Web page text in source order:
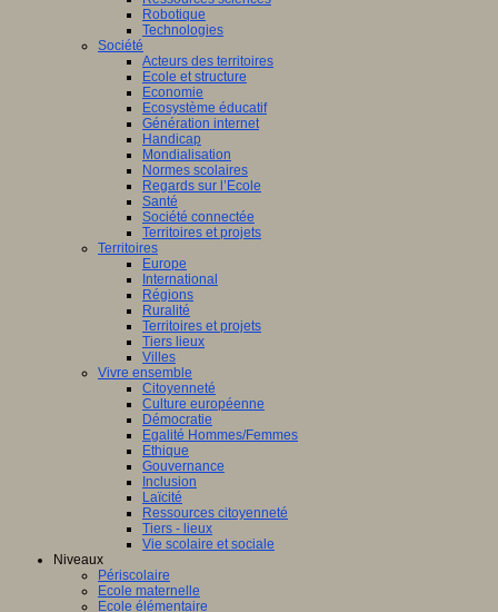
Robotique
Technologies
Société
Acteurs des territoires
Ecole et structure
Economie
Ecosystème éducatif
Génération internet
Handicap
Mondialisation
Normes scolaires
Regards sur l’Ecole
Santé
Société connectée
Territoires et projets
Territoires
Europe
International
Régions
Ruralité
Territoires et projets
Tiers lieux
Villes
Vivre ensemble
Citoyenneté
Culture européenne
Démocratie
Egalité Hommes/Femmes
Ethique
Gouvernance
Inclusion
Laïcité
Ressources citoyenneté
Tiers - lieux
Vie scolaire et sociale
Niveaux
Périscolaire
Ecole maternelle
Ecole élémentaire